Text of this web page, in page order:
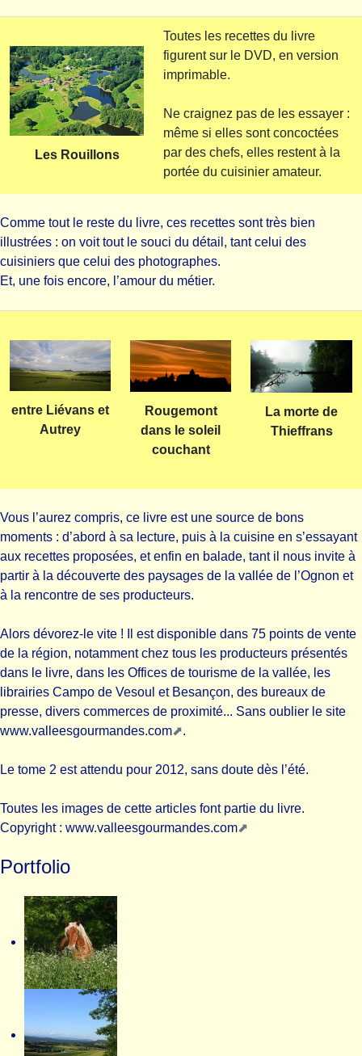
Les Rouillons
Toutes les recettes du livre
figurent sur le DVD, en version
imprimable.
Ne craignez pas de les essayer :
même si elles sont concoctées
par des chefs, elles restent à la
portée du cuisinier amateur.
Comme tout le reste du livre, ces recettes sont très bien
illustrées : on voit tout le souci du détail, tant celui des
cuisiniers que celui des photographes.
Et, une fois encore, l’amour du métier.
entre Liévans et
Autrey
Rougemont
dans le soleil
couchant
La morte de
Thieffrans
Vous l’aurez compris, ce livre est une source de bons
moments : d’abord à sa lecture, puis à la cuisine en s’essayant
aux recettes proposées, et enfin en balade, tant il nous invite à
partir à la découverte des paysages de la vallée de l’Ognon et
à la rencontre de ses producteurs.
Alors dévorez-le vite ! Il est disponible dans 75 points de vente
de la région, notamment chez tous les producteurs présentés
dans le livre, dans les Offices de tourisme de la vallée, les
librairies Campo de Vesoul et Besançon, des bureaux de
presse, divers commerces de proximité... Sans oublier le site
www.valleesgourmandes.com
.
Le tome 2 est attendu pour 2012, sans doute dès l’été.
Toutes les images de cette articles font partie du livre.
Copyright : www.valleesgourmandes.com
Portfolio